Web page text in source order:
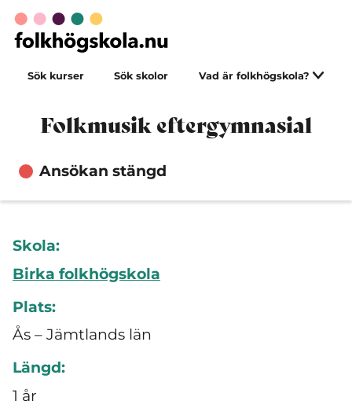
Sök kurser Sök skolor Vad är folkhögskola?
Folkmusik eftergymnasial
Ansökan stängd
Skola:
Birka folkhögskola
Plats:
Ås – Jämtlands län
Längd:
1 år